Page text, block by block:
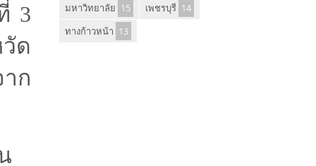
3
ด
ก
มหาวิทยาลัย 15 เพชรบุรี 14
ทางก้าวหน้า 13